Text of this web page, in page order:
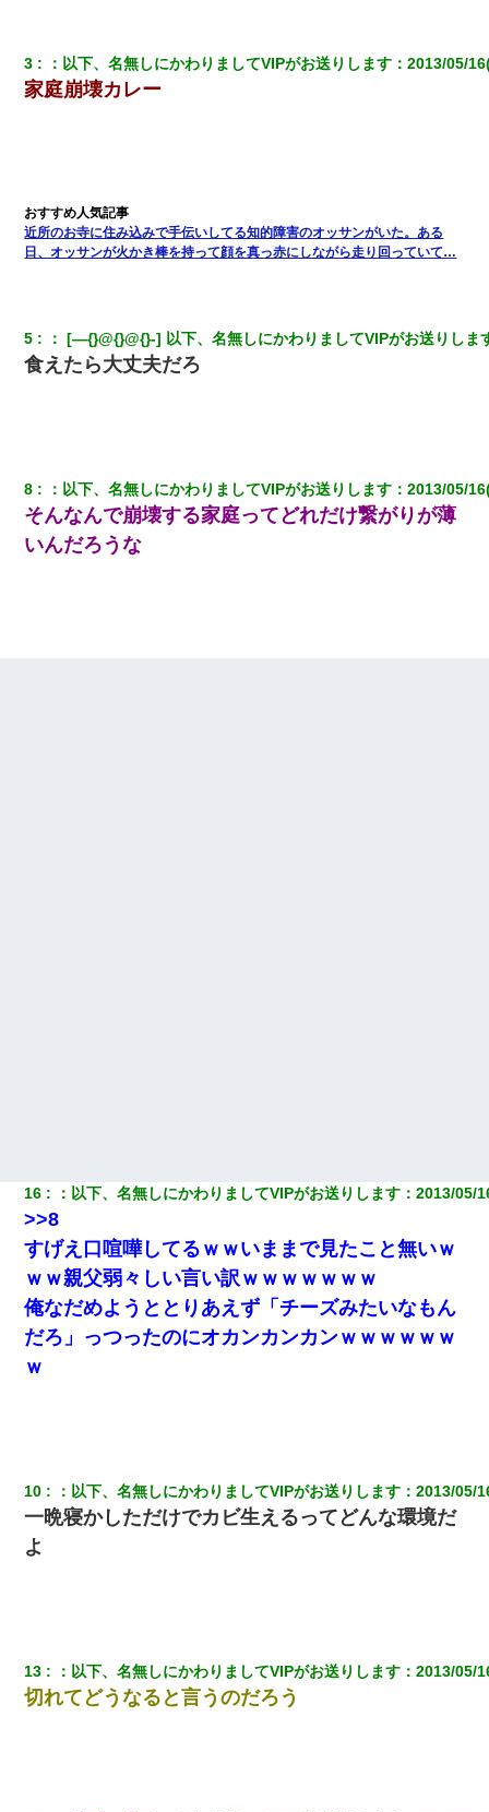
放置子が病院送りになったらしい → 俺（二度と帰ってくるなよ…
旦那の元カノをSNSで探して写真を保存して顔面評価スレで写真
裁判官「お互いに最後に言いたいことはありますか」バカ夫
「…」A「夫を一発殴らせてほしい」裁判官「どうぞ」
ｗｗｗｗｗｗｗ
【衝撃】ヤンキー女に「サせて」って言った結果
私は家が貧しくて、手に職をつけようと看護師になった。だけど
卒業を控えた年の1月末、車にひかれて看護師になれなくなった。
新卒の女性社員に1年半ストーカーされていた。俺「マジで怖い」
上司「話をしてみる」→女性社員「実は10数年前に…」
ホテルに泊まったんだけど従業員が最悪だった。折角の旅行で何
婚活パーティーでよく会う美女がいた。こんな完璧な容姿を持っ
てしても結婚て難しいんだなぁ…と思ってた
父が他界→父のフリン相手『どうか相続を放棄して下さい、昔の
ことは謝ります。ごめんなさい…』私「お子さんはフリン略奪婚
って知ってるの？」相手『 』結果→
3 ： 以下、名無しにかわりましてVIPがお送りします ：2013/05/
家庭崩壊カレー
近所のお寺に住み込みで手伝いしてる知的障害のオッサンがいた。ある
日、オッサンが火かき棒を持って顔を真っ赤にしながら走り回っていて…
5 ： [―{}@{}@{}-] 以下、名無しにかわりましてVIPがお送りしま
食えたら大丈夫だろ
8 ： 以下、名無しにかわりましてVIPがお送りします ：2013/05/
そんなんで崩壊する家庭ってどれだけ繋がりが薄
いんだろうな
16 ： 以下、名無しにかわりましてVIPがお送りします ：2013/05/
>>8
すげえ口喧嘩してるｗｗいままで見たこと無いｗ
ｗｗ親父弱々しい言い訳ｗｗｗｗｗｗｗ
俺なだめようととりあえず「チーズみたいなもん
だろ」っつったのにオカンカンカンｗｗｗｗｗｗ
ｗ
10 ： 以下、名無しにかわりましてVIPがお送りします ：2013/05/
一晩寝かしただけでカビ生えるってどんな環境だ
よ
13 ： 以下、名無しにかわりましてVIPがお送りします ：2013/05/
切れてどうなると言うのだろう